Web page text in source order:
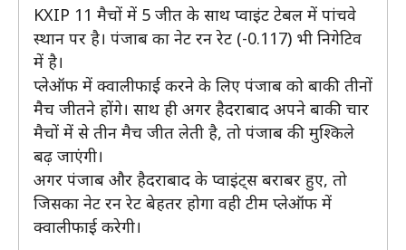
KXIP 11 मैचों में 5 जीत के साथ प्वाइंट टेबल में पांचवे
स्थान पर है। पंजाब का नेट रन रेट (-0.117) भी निगेटिव
में है।
प्लेऑफ में क्वालीफाई करने के लिए पंजाब को बाकी तीनों
मैच जीतने होंगे। साथ ही अगर हैदराबाद अपने बाकी चार
मैचों में से तीन मैच जीत लेती है, तो पंजाब की मुश्किले
बढ़ जाएंगी।
अगर पंजाब और हैदराबाद के प्वाइंट्स बराबर हुए, तो
जिसका नेट रन रेट बेहतर होगा वही टीम प्लेऑफ में
क्वालीफाई करेगी।